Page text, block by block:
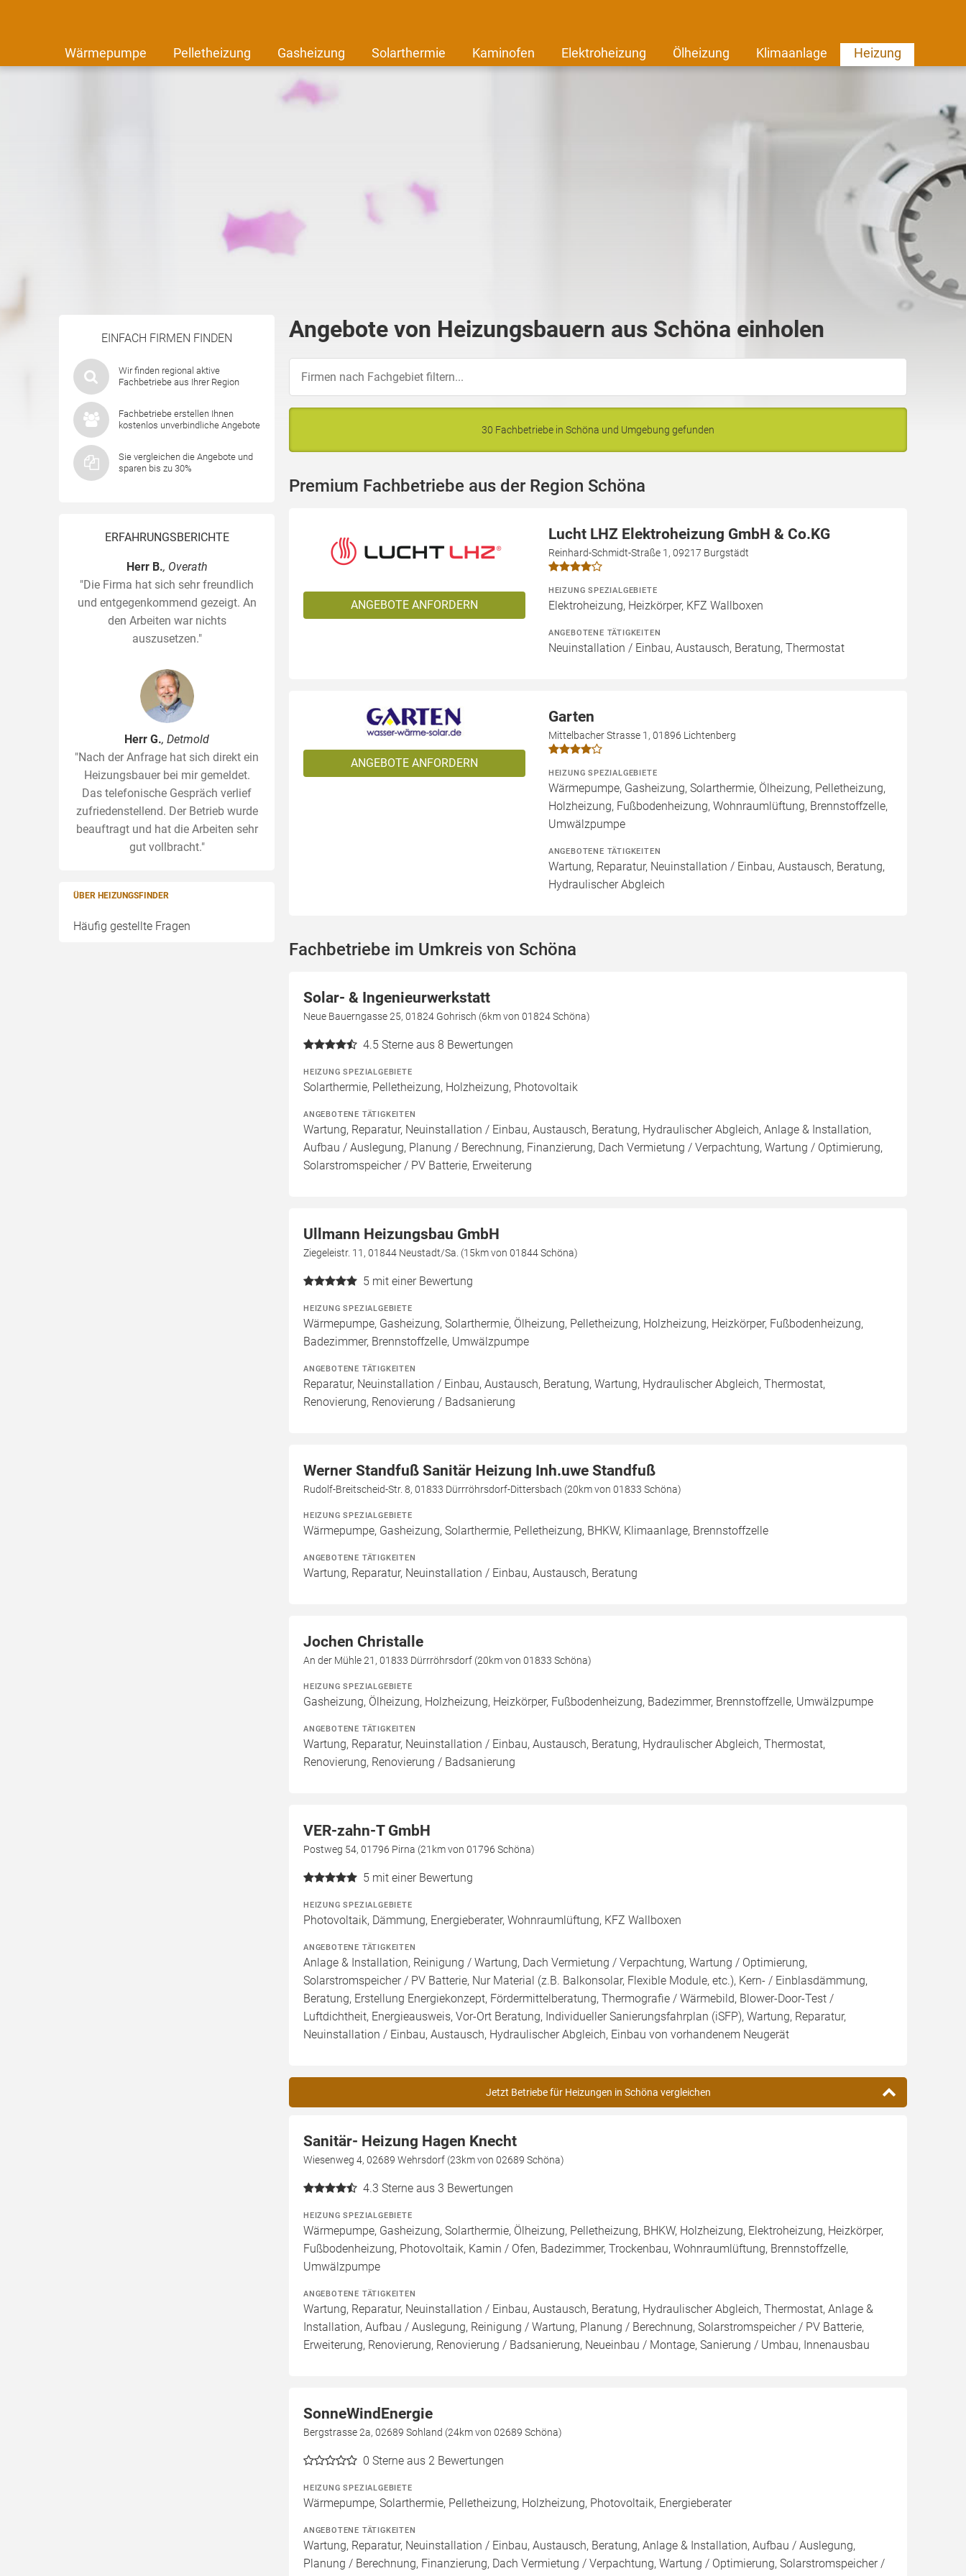
Wärmepumpe Pelletheizung Gasheizung Solarthermie Kaminofen Elektroheizung Ölheizung Klimaanlage Heizung
EINFACH FIRMEN FINDEN
Wir finden regional aktive
Fachbetriebe aus Ihrer Region
Fachbetriebe erstellen Ihnen
kostenlos unverbindliche Angebote
Sie vergleichen die Angebote und
sparen bis zu 30%
ERFAHRUNGSBERICHTE
Herr B., Overath
"Die Firma hat sich sehr freundlich
und entgegenkommend gezeigt. An
den Arbeiten war nichts
auszusetzen."
Herr G., Detmold
"Nach der Anfrage hat sich direkt ein
Heizungsbauer bei mir gemeldet.
Das telefonische Gespräch verlief
zufriedenstellend. Der Betrieb wurde
beauftragt und hat die Arbeiten sehr
gut vollbracht."
ÜBER HEIZUNGSFINDER
Häufig gestellte Fragen
Angebote von Heizungsbauern aus Schöna einholen
30 Fachbetriebe in Schöna und Umgebung gefunden
Premium Fachbetriebe aus der Region Schöna
ANGEBOTE ANFORDERN
Lucht LHZ Elektroheizung GmbH & Co.KG
Reinhard-Schmidt-Straße 1, 09217 Burgstädt
HEIZUNG SPEZIALGEBIETE
Elektroheizung, Heizkörper, KFZ Wallboxen
ANGEBOTENE TÄTIGKEITEN
Neuinstallation / Einbau, Austausch, Beratung, Thermostat
ANGEBOTE ANFORDERN
Garten
Mittelbacher Strasse 1, 01896 Lichtenberg
HEIZUNG SPEZIALGEBIETE
Wärmepumpe, Gasheizung, Solarthermie, Ölheizung, Pelletheizung,
Holzheizung, Fußbodenheizung, Wohnraumlüftung, Brennstoffzelle,
Umwälzpumpe
ANGEBOTENE TÄTIGKEITEN
Wartung, Reparatur, Neuinstallation / Einbau, Austausch, Beratung,
Hydraulischer Abgleich
Fachbetriebe im Umkreis von Schöna
Solar- & Ingenieurwerkstatt
Neue Bauerngasse 25, 01824 Gohrisch (6km von 01824 Schöna)
4.5 Sterne aus 8 Bewertungen
HEIZUNG SPEZIALGEBIETE
Solarthermie, Pelletheizung, Holzheizung, Photovoltaik
ANGEBOTENE TÄTIGKEITEN
Wartung, Reparatur, Neuinstallation / Einbau, Austausch, Beratung, Hydraulischer Abgleich, Anlage & Installation,
Aufbau / Auslegung, Planung / Berechnung, Finanzierung, Dach Vermietung / Verpachtung, Wartung / Optimierung,
Solarstromspeicher / PV Batterie, Erweiterung
Ullmann Heizungsbau GmbH
Ziegeleistr. 11, 01844 Neustadt/Sa. (15km von 01844 Schöna)
5 mit einer Bewertung
HEIZUNG SPEZIALGEBIETE
Wärmepumpe, Gasheizung, Solarthermie, Ölheizung, Pelletheizung, Holzheizung, Heizkörper, Fußbodenheizung,
Badezimmer, Brennstoffzelle, Umwälzpumpe
ANGEBOTENE TÄTIGKEITEN
Reparatur, Neuinstallation / Einbau, Austausch, Beratung, Wartung, Hydraulischer Abgleich, Thermostat,
Renovierung, Renovierung / Badsanierung
Werner Standfuß Sanitär Heizung Inh.uwe Standfuß
Rudolf-Breitscheid-Str. 8, 01833 Dürrröhrsdorf-Dittersbach (20km von 01833 Schöna)
HEIZUNG SPEZIALGEBIETE
Wärmepumpe, Gasheizung, Solarthermie, Pelletheizung, BHKW, Klimaanlage, Brennstoffzelle
ANGEBOTENE TÄTIGKEITEN
Wartung, Reparatur, Neuinstallation / Einbau, Austausch, Beratung
Jochen Christalle
An der Mühle 21, 01833 Dürrröhrsdorf (20km von 01833 Schöna)
HEIZUNG SPEZIALGEBIETE
Gasheizung, Ölheizung, Holzheizung, Heizkörper, Fußbodenheizung, Badezimmer, Brennstoffzelle, Umwälzpumpe
ANGEBOTENE TÄTIGKEITEN
Wartung, Reparatur, Neuinstallation / Einbau, Austausch, Beratung, Hydraulischer Abgleich, Thermostat,
Renovierung, Renovierung / Badsanierung
VER-zahn-T GmbH
Postweg 54, 01796 Pirna (21km von 01796 Schöna)
5 mit einer Bewertung
HEIZUNG SPEZIALGEBIETE
Photovoltaik, Dämmung, Energieberater, Wohnraumlüftung, KFZ Wallboxen
ANGEBOTENE TÄTIGKEITEN
Anlage & Installation, Reinigung / Wartung, Dach Vermietung / Verpachtung, Wartung / Optimierung,
Solarstromspeicher / PV Batterie, Nur Material (z.B. Balkonsolar, Flexible Module, etc.), Kern- / Einblasdämmung,
Beratung, Erstellung Energiekonzept, Fördermittelberatung, Thermografie / Wärmebild, Blower-Door-Test /
Luftdichtheit, Energieausweis, Vor-Ort Beratung, Individueller Sanierungsfahrplan (iSFP), Wartung, Reparatur,
Neuinstallation / Einbau, Austausch, Hydraulischer Abgleich, Einbau von vorhandenem Neugerät
Jetzt Betriebe für Heizungen in Schöna vergleichen
Sanitär- Heizung Hagen Knecht
Wiesenweg 4, 02689 Wehrsdorf (23km von 02689 Schöna)
4.3 Sterne aus 3 Bewertungen
HEIZUNG SPEZIALGEBIETE
Wärmepumpe, Gasheizung, Solarthermie, Ölheizung, Pelletheizung, BHKW, Holzheizung, Elektroheizung, Heizkörper,
Fußbodenheizung, Photovoltaik, Kamin / Ofen, Badezimmer, Trockenbau, Wohnraumlüftung, Brennstoffzelle,
Umwälzpumpe
ANGEBOTENE TÄTIGKEITEN
Wartung, Reparatur, Neuinstallation / Einbau, Austausch, Beratung, Hydraulischer Abgleich, Thermostat, Anlage &
Installation, Aufbau / Auslegung, Reinigung / Wartung, Planung / Berechnung, Solarstromspeicher / PV Batterie,
Erweiterung, Renovierung, Renovierung / Badsanierung, Neueinbau / Montage, Sanierung / Umbau, Innenausbau
SonneWindEnergie
Bergstrasse 2a, 02689 Sohland (24km von 02689 Schöna)
0 Sterne aus 2 Bewertungen
HEIZUNG SPEZIALGEBIETE
Wärmepumpe, Solarthermie, Pelletheizung, Holzheizung, Photovoltaik, Energieberater
ANGEBOTENE TÄTIGKEITEN
Wartung, Reparatur, Neuinstallation / Einbau, Austausch, Beratung, Anlage & Installation, Aufbau / Auslegung,
Planung / Berechnung, Finanzierung, Dach Vermietung / Verpachtung, Wartung / Optimierung, Solarstromspeicher /